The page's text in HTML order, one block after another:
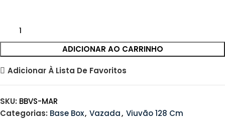
ADICIONAR AO CARRINHO
Adicionar À Lista De Favoritos
SKU: BBVS-MAR
Categorias: Base Box, Vazada, Viuvão 128 Cm